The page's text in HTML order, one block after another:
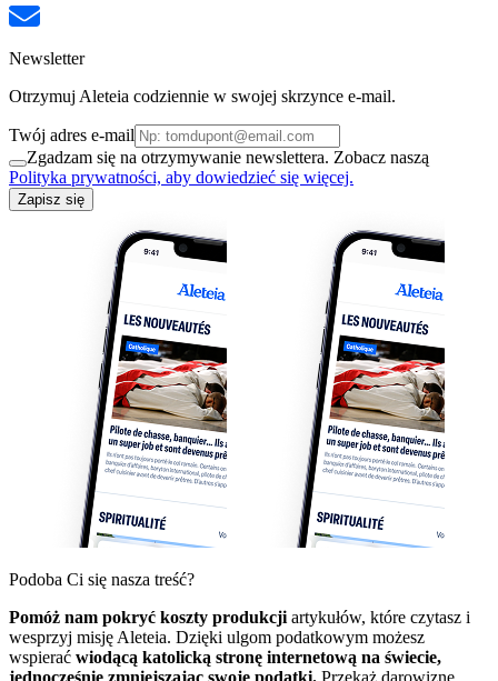
Newsletter
Otrzymuj Aleteia codziennie w swojej skrzynce e-mail.
Twój adres e-mail
Zgadzam się na otrzymywanie newslettera. Zobacz naszą
Polityka prywatności, aby dowiedzieć się więcej.
Zapisz się
Podoba Ci się nasza treść?
Pomóż nam pokryć koszty produkcjiartykułów, które czytasz i
wesprzyj misję Aleteia. Dzięki ulgom podatkowym możesz
wspierać wiodącą katolicką stronę internetową na świecie,